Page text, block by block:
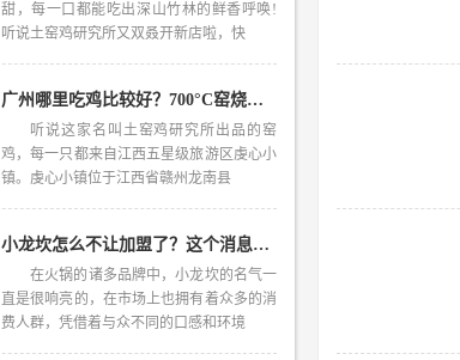
甜，每一口都能吃出深山竹林的鲜香呼唤!
听说土窑鸡研究所又双叒开新店啦，快
广州哪里吃鸡比较好？700°C窑烧竹林飞鸡你吃过吗？
听说这家名叫土窑鸡研究所出品的窑
鸡，每一只都来自江西五星级旅游区虔心小
镇。虔心小镇位于江西省赣州龙南县
小龙坎怎么不让加盟了？这个消息已经过时了
在火锅的诸多品牌中，小龙坎的名气一
直是很响亮的，在市场上也拥有着众多的消
费人群，凭借着与众不同的口感和环境